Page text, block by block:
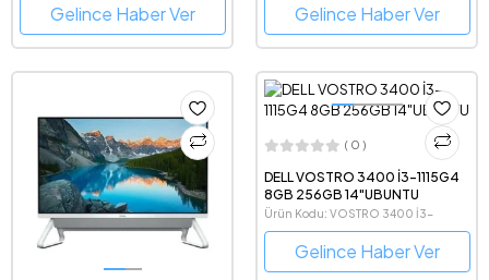
Gelince Haber Ver Gelince Haber Ver
( 0 )
DELL VOSTRO 3400 İ3-1115G4
8GB 256GB 14"UBUNTU
Ürün Kodu: VOSTRO 3400 İ3-
1154G4
Gelince Haber Ver